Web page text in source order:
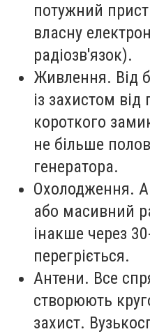
потужний
власну
радіозв'язок).
Живлення. Від
із захистом
короткого
не більше
генератора.
Охолодження.
або масивний
інакше через
перегріється.
Антени. Все
створюють
захист.